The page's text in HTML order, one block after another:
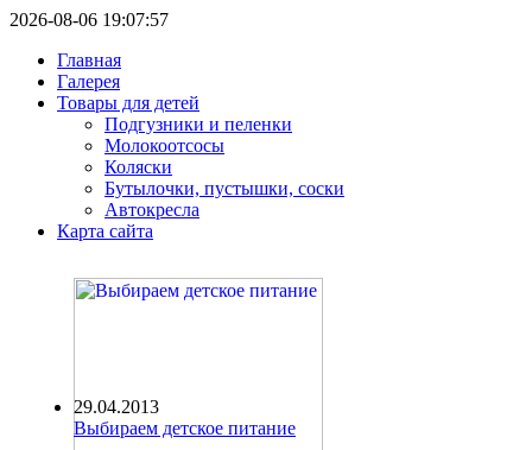
2026-08-06 19:07:57
Главная
Галерея
Товары для детей
Подгузники и пеленки
Молокоотсосы
Коляски
Бутылочки, пустышки, соски
Автокресла
Карта сайта
29.04.2013
Выбираем детское питание